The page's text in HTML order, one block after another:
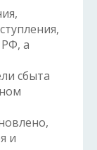
РФ, а
сбыта
и